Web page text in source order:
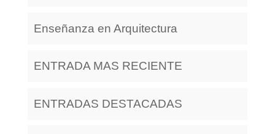
Enseñanza en Arquitectura
ENTRADA MAS RECIENTE
ENTRADAS DESTACADAS